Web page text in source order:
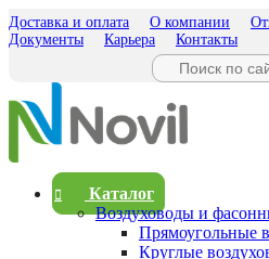
Доставка и оплата О компании
Документы
Карьера Контакты
Каталог
Воздуховоды и
Прямоугольные
Круглые